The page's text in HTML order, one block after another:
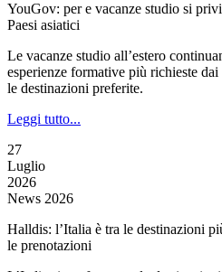
YouGov: per e vacanze studio si
Paesi asiatici
Le vacanze studio all’estero
esperienze formative più richieste
le destinazioni preferite.
Leggi tutto...
27
Luglio
2026
News 2026
Halldis: l’Italia è tra le destinazioni
le prenotazioni